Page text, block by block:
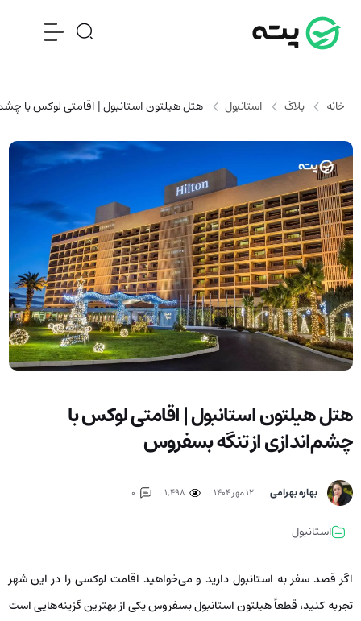
خانه بلاگ استانبول هتل هیلتون استانبول | اقامتی لوکس با
هتل هیلتون استانبول | اقامتی لوکس با
چشم‌اندازی از تنگه بسفروس
بهاره بهرامی ۱۲ مهر ۱۴۰۴ 1,498
استانبول
اگر قصد سفر به استانبول دارید و می‌خواهید اقامت لوکسی را در این شهر
تجربه کنید، قطعاً هیلتون استانبول بسفروس یکی از بهترین گزینه‌هایی است